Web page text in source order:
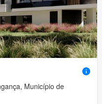
Município de